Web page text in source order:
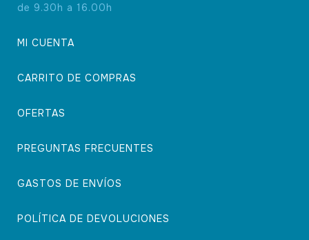
de 9.30h a 16.00h
MI CUENTA
CARRITO DE COMPRAS
OFERTAS
PREGUNTAS FRECUENTES
GASTOS DE ENVÍOS
POLÍTICA DE DEVOLUCIONES